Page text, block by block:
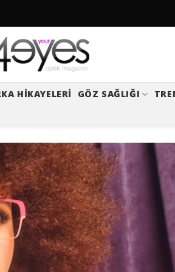
HIKAYELERI GÖZ SAĞLIĞI